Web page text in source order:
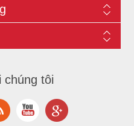
chúng tôi